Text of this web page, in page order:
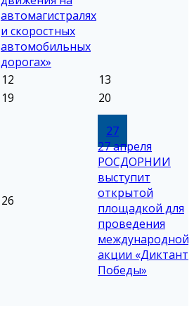
автомагистралях
и скоростных
автомобильных
дорогах»
12 13
19 20
26
27
27 апреля
РОСДОРНИИ
выступит
открытой
площадкой для
проведения
международной
акции «Диктант
Победы»